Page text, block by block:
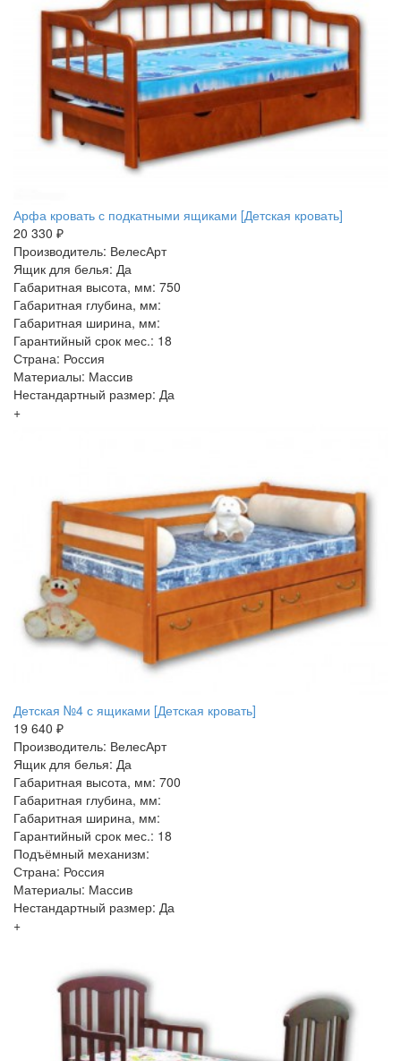
Арфа кровать с подкатными ящиками [Детская кровать]
20 330 ₽
Производитель: ВелесАрт
Ящик для белья: Да
Габаритная высота, мм: 750
Габаритная глубина, мм:
Габаритная ширина, мм:
Гарантийный срок мес.: 18
Страна: Россия
Материалы: Массив
Нестандартный размер: Да
+
Детская №4 с ящиками [Детская кровать]
19 640 ₽
Производитель: ВелесАрт
Ящик для белья: Да
Габаритная высота, мм: 700
Габаритная глубина, мм:
Габаритная ширина, мм:
Гарантийный срок мес.: 18
Подъёмный механизм:
Страна: Россия
Материалы: Массив
Нестандартный размер: Да
+